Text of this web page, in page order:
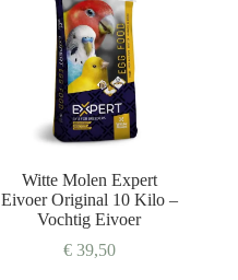
Witte Molen Expert
Eivoer Original 10 Kilo –
Vochtig Eivoer
€39,50